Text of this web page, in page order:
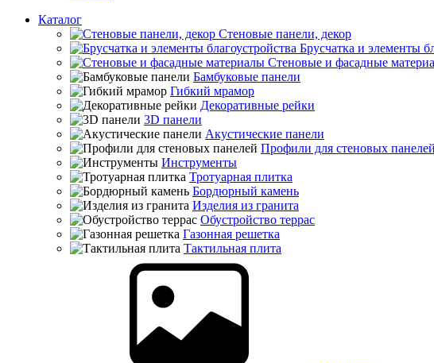
Каталог
Стеновые панели, декор
Брусчатка и элементы
Стеновые и фасадные
Бамбуковые панели
Гибкий мрамор
Декоративные рейки
3D панели
Акустические панели
Профили для стеновых панелей
Инструменты
Тротуарная плитка
Бордюрный камень
Изделия из гранита
Обустройство террас
Газонная решетка
Тактильная плита